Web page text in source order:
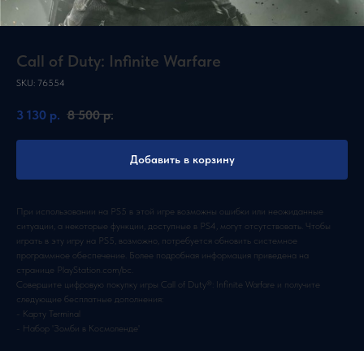
Call of Duty: Infinite Warfare
SKU: 76554
3 130 р. 8 500 р.
Добавить в корзину
При использовании на PS5 в этой игре возможны ошибки или неожиданные
ситуации, а некоторые функции, доступные в PS4, могут отсутствовать. Чтобы
играть в эту игру на PS5, возможно, потребуется обновить системное
программное обеспечение. Более подробная информация приведена на
странице PlayStation.com/bc.
Совершите цифровую покупку игры Call of Duty®: Infinite Warfare и получите
следующие бесплатные дополнения:
- Карту Terminal
- Набор 'Зомби в Космоленде'